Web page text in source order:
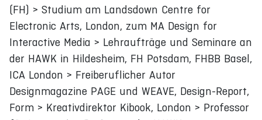
(FH) > Studium am Landsdown Centre for
Electronic Arts, London, zum MA Design for
Interactive Media > Lehraufträge und Seminare an
der HAWK in Hildesheim, FH Potsdam, FHBB Basel,
ICA London > Freiberuflicher Autor
Designmagazine PAGE und WEAVE, Design-Report,
Form > Kreativdirektor Kibook, London > Professor